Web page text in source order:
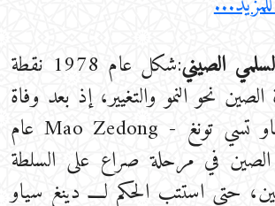
الصيني
:شكل عام 1978 نقطة
نحو النمو والتغيير، إذ بعد وفاة
الزعيم الصيني ماو تسي تونغ - Mao Zedong عام
الصين في مرحلة صراع على السلطة
حتى استتب الحكم لــــ دينغ سياو